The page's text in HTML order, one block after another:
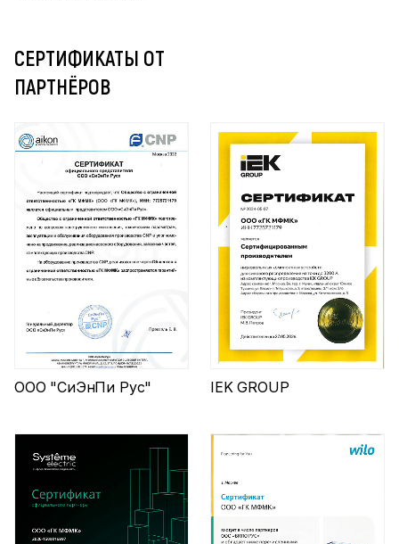
СЕРТИФИКАТЫ ОТ
ПАРТНЁРОВ
ООО "СиЭнПи Рус" IEK GROUP